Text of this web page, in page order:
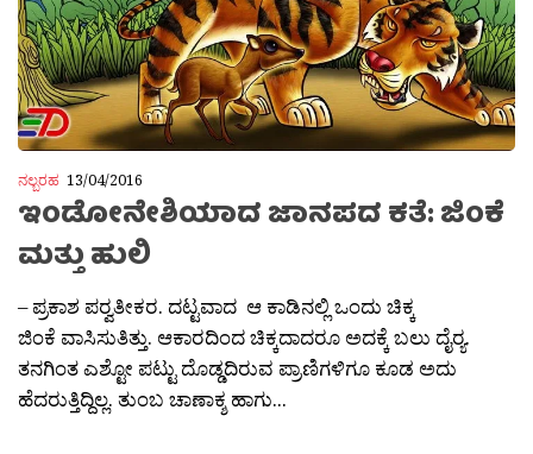
ನಲ್ಬರಹ 13/04/2016
ಇಂಡೋನೇಶಿಯಾದ ಜಾನಪದ ಕತೆ: ಜಿಂಕೆ
ಮತ್ತು ಹುಲಿ
– ಪ್ರಕಾಶ ಪರ‍್ವತೀಕರ. ದಟ್ಟವಾದ ಆ ಕಾಡಿನಲ್ಲಿ ಒಂದು ಚಿಕ್ಕ
ಜಿಂಕೆ ವಾಸಿಸುತಿತ್ತು. ಆಕಾರದಿಂದ ಚಿಕ್ಕದಾದರೂ ಅದಕ್ಕೆ ಬಲು ದೈರ‍್ಯ.
ತನಗಿಂತ ಎಶ್ಟೋ ಪಟ್ಟು ದೊಡ್ಡದಿರುವ ಪ್ರಾಣಿಗಳಿಗೂ ಕೂಡ ಅದು
ಹೆದರುತ್ತಿದ್ದಿಲ್ಲ. ತುಂಬ ಚಾಣಾಕ್ಶ ಹಾಗು...